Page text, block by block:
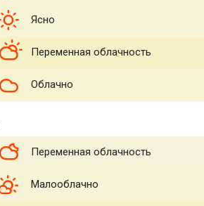
Ясно
Переменная облачность
Облачно
Переменная облачность
Малооблачно